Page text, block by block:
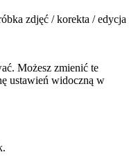
zdjęć / korekta / edycja
Możesz zmienić te
ustawień widoczną w